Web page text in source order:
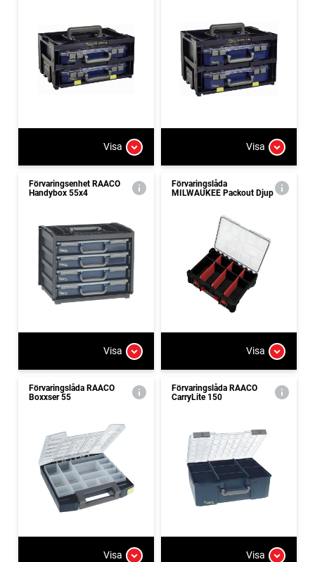
Visa Visa
Förvaringsenhet RAACO
Handybox 55x4
Visa
Förvaringslåda
MILWAUKEE Packout Djup
Visa
Förvaringslåda RAACO
Boxxser 55
Visa
Förvaringslåda RAACO
CarryLite 150
Visa